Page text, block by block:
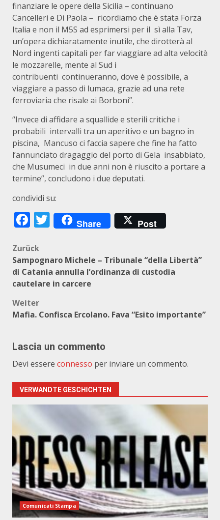
finanziare le opere della Sicilia – continuano
Cancelleri e Di Paola – ricordiamo che è stata Forza
Italia e non il M5S ad esprimersi per il sì alla Tav,
un’opera dichiaratamente inutile, che dirotterà al
Nord ingenti capitali per far viaggiare ad alta velocità
le mozzarelle, mente al Sud i
contribuenti continueranno, dove è possibile, a
viaggiare a passo di lumaca, grazie ad una rete
ferroviaria che risale ai Borboni”.
“Invece di affidare a squallide e sterili critiche i
probabili intervalli tra un aperitivo e un bagno in
piscina, Mancuso ci faccia sapere che fine ha fatto
l’annunciato dragaggio del porto di Gela insabbiato,
che Musumeci in due anni non è riuscito a portare a
termine”, concludono i due deputati.
condividi su:
Facebook
Twitter
Share Post
Beitragsnavigation
Zurück
Sampognaro Michele – Tribunale “della Libertà”
di Catania annulla l’ordinanza di custodia
cautelare in carcere
Weiter
Mafia. Confisca Ercolano. Fava “Esito importante”
Lascia un commento
Devi essere connesso per inviare un commento.
VERWANDTE GESCHICHTEN
Comunicati Stampa